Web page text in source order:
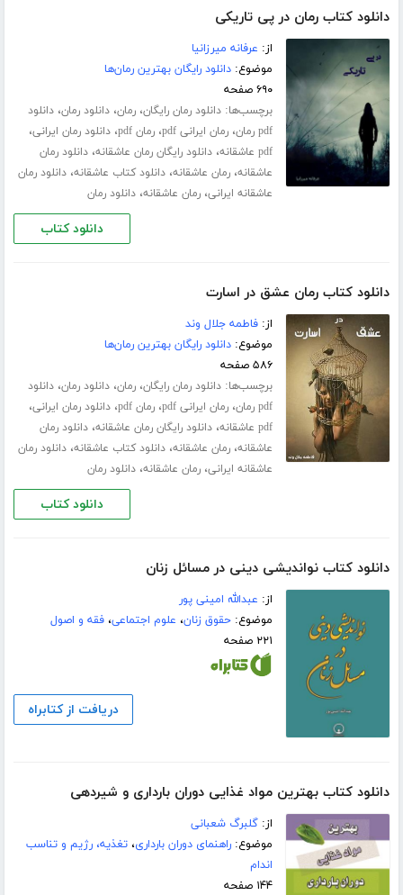
دانلود کتاب رمان در پی تاریکی
از: عرفانه میرزانیا
موضوع:دانلود رایگان بهترین رمان‌ها
۶۹۰ صفحه
برچسب‌ها:دانلود رمان رایگان،رمان،دانلود رمان،دانلود
pdf رمان
،رمان ایرانی pdf ،رمان pdf ،دانلود رمان ایرانی،
pdf عاشقانه ،دانلود رایگان رمان عاشقانه،دانلود رمان
عاشقانه،رمان عاشقانه،دانلود کتاب عاشقانه،دانلود رمان
عاشقانه ایرانی،رمان عاشقانه،دانلود رمان
دانلود کتاب
دانلود کتاب رمان عشق در اسارت
از:فاطمه جلال‌ وند
موضوع:دانلود رایگان بهترین رمان‌ها
۵۸۶ صفحه
برچسب‌ها:دانلود رمان رایگان،رمان،دانلود رمان،دانلود
pdf رمان
،رمان ایرانی pdf ،رمان pdf ،دانلود رمان ایرانی،
pdf عاشقانه ،دانلود رایگان رمان عاشقانه،دانلود رمان
عاشقانه،رمان عاشقانه،دانلود کتاب عاشقانه،دانلود رمان
عاشقانه ایرانی،رمان عاشقانه،دانلود رمان
دانلود کتاب
دانلود کتاب نواندیشی دینی در مسائل زنان
از: عبدالله امینی پور
موضوع:حقوق زنان، علوم اجتماعی،فقه و اصول
۲۲۱ صفحه
دریافت از کتابراه
دانلود کتاب بهترین مواد غذایی دوران بارداری و شیردهی
از:گلبرگ شعبانی
موضوع:راهنمای دوران بارداری،تغذیه، رژیم و تناسب
اندام
۱۴۴ صفحه